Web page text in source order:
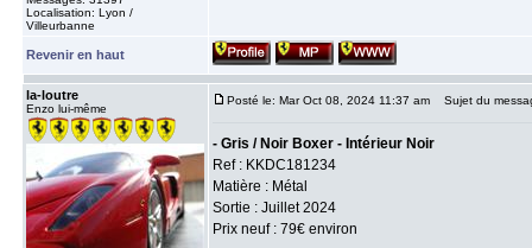
Localisation: Lyon /
Villeurbanne
Revenir en haut
la-loutre
Enzo lui-même
Posté le: Mar Oct 08, 2024 11:37 am Sujet du
- Gris / Noir Boxer - Intérieur Noir
Ref : KKDC181234
Matière : Métal
Sortie : Juillet 2024
Prix neuf : 79€ environ